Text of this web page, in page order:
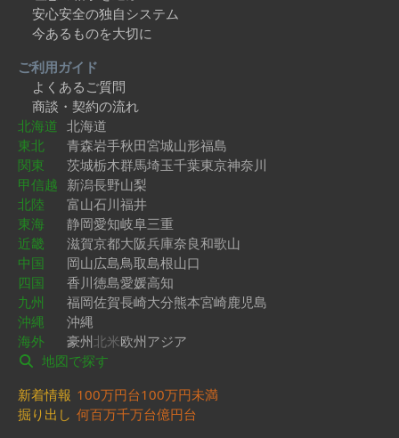
安心安全の独自システム
今あるものを大切に
ご利用ガイド
よくあるご質問
商談・契約の流れ
北海道 北海道
東北
青森岩手秋田宮城山形福島
関東
茨城栃木群馬埼玉千葉東京神奈川
甲信越 新潟長野山梨
北陸
富山石川福井
東海
静岡愛知岐阜三重
近畿
滋賀京都大阪兵庫奈良和歌山
中国
岡山広島鳥取島根山口
四国
香川徳島愛媛高知
九州
福岡佐賀長崎大分熊本宮崎鹿児島
沖縄
沖縄
海外
豪州北米欧州アジア
地図で探す
新着情報 100万円台100万円未満
掘り出し 何百万千万台億円台